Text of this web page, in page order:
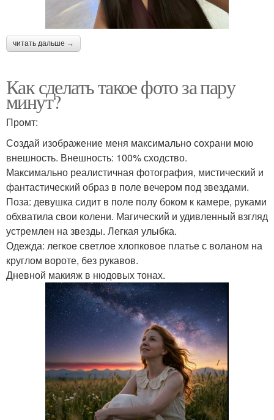
читать дальше →
Как сделать такое фото за пару
минут?
Промт:
Создай изображение меня максимально сохрани мою
внешность. Внешность: 100% сходство.
Максимально реалистичная фотография, мистический и
фантастический образ в поле вечером под звездами.
Поза: девушка сидит в поле полу боком к камере, руками
обхватила свои колени. Магический и удивленный взгляд
устремлен на звезды. Легкая улыбка.
Одежда: легкое светлое хлопковое платье с воланом на
круглом вороте, без рукавов.
Дневной макияж в нюдовых тонах.